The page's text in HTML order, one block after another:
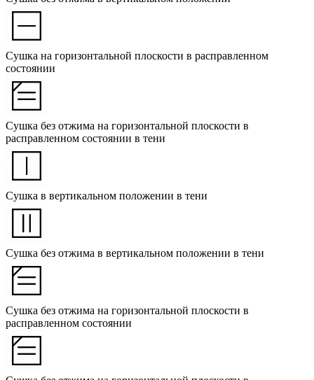
Сушка на горизонтальной плоскости в расправленном
состоянии
Сушка без отжима на горизонтальной плоскости в
расправленном состоянии в тени
Сушка в вертикальном положении в тени
Сушка без отжима в вертикальном положении в тени
Сушка без отжима на горизонтальной плоскости в
расправленном состоянии